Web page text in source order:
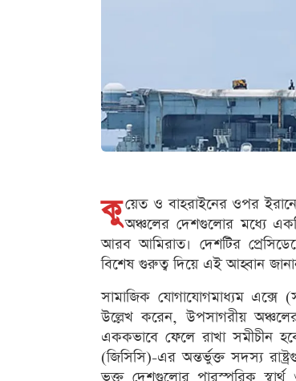
কু য়েত ও বাহরাইনের ওপর
অঞ্চলের দেশগুলোর মধ্যে
আরব আমিরাত। দেশটির
বিশেষ গুরুত্ব দিয়ে এই আহ্বান
সামাজিক যোগাযোগমাধ্যম এক্সে
উল্লেখ করেন, উপসাগরীয়
এককভাবে ফেলে রাখা সমীচীন
(জিসিসি)-এর অন্তর্ভুক্ত সদস্য